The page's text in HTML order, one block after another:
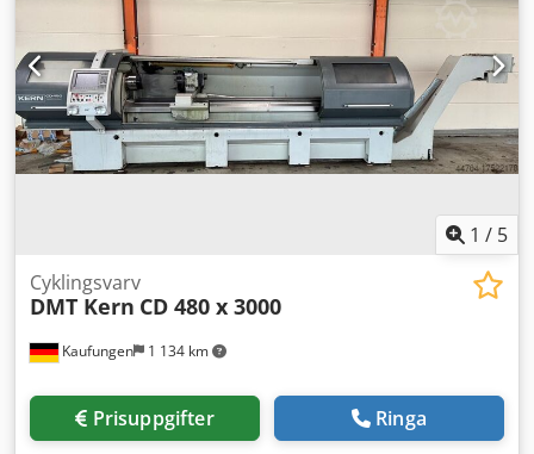
1 / 5
Kaufungen 1 134 km
Cyklingsvarv
DMT Kern CD 480 x 3000
Prisuppgifter Ringa